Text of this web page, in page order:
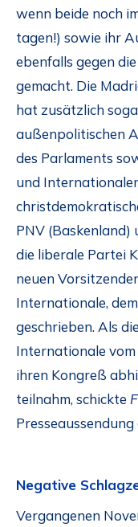
wenn beide noch
tagen!) sowie ihr
ebenfalls gegen
gemacht. Die
hat zusätzlich
außenpolitischen
des Parlaments
und
PNV (Baskenland)
die liberale Partei
neuen
Internationale,
geschrieben. Als
Internationale
ihren Kongreß
teilnahm, schickte
Negative
Vergangenen